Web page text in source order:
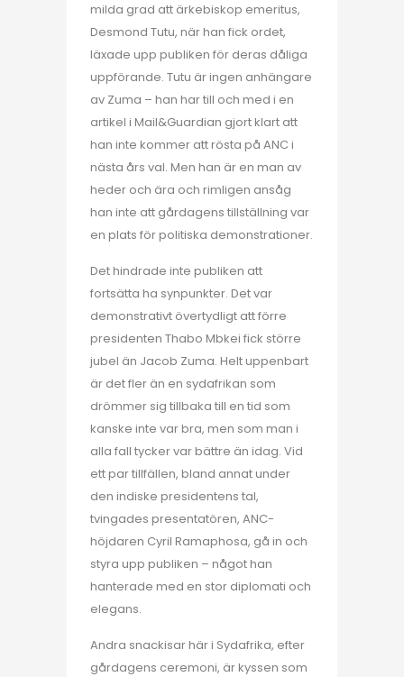
milda grad att ärkebiskop emeritus,
Desmond Tutu, när han fick ordet,
läxade upp publiken för deras dåliga
uppförande. Tutu är ingen anhängare
av Zuma – han har till och med i en
artikel i Mail&Guardian gjort klart att
han inte kommer att rösta på ANC i
nästa års val. Men han är en man av
heder och ära och rimligen ansåg
han inte att gårdagens tillställning var
en plats för politiska demonstrationer.
Det hindrade inte publiken att
fortsätta ha synpunkter. Det var
demonstrativt övertydligt att förre
presidenten Thabo Mbkei fick större
jubel än Jacob Zuma. Helt uppenbart
är det fler än en sydafrikan som
drömmer sig tillbaka till en tid som
kanske inte var bra, men som man i
alla fall tycker var bättre än idag. Vid
ett par tillfällen, bland annat under
den indiske presidentens tal,
tvingades presentatören, ANC-
höjdaren Cyril Ramaphosa, gå in och
styra upp publiken – något han
hanterade med en stor diplomati och
elegans.
Andra snackisar här i Sydafrika, efter
gårdagens ceremoni, är kyssen som